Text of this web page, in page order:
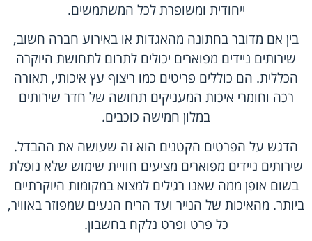
ייחודית ומשופרת לכל המשתמשים.
בין אם מדובר בחתונה מהאגדות או באירוע חברה חשוב,
שירותים ניידים מפוארים יכולים לתרום לתחושת היוקרה
הכללית. הם כוללים פריטים כמו ריצוף עץ איכותי, תאורה
רכה וחומרי איכות המעניקים תחושה של חדר שירותים
במלון חמישה כוכבים.
הדגש על הפרטים הקטנים הוא זה שעושה את ההבדל.
שירותים ניידים מפוארים מציעים חוויית שימוש שלא נופלת
בשום אופן ממה שאנו רגילים למצוא במקומות היוקרתיים
ביותר. מהאיכות של הנייר ועד הריח הנעים שמפוזר באוויר,
כל פרט ופרט נלקח בחשבון.